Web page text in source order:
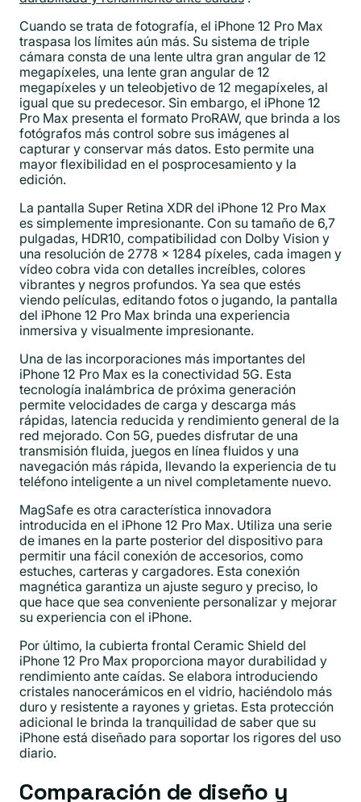
Cuando se trata de fotografía, el iPhone 12 Pro Max
traspasa los límites aún más. Su sistema de triple
cámara consta de una lente ultra gran angular de 12
megapíxeles, una lente gran angular de 12
megapíxeles y un teleobjetivo de 12 megapíxeles, al
igual que su predecesor. Sin embargo, el iPhone 12
Pro Max presenta el formato ProRAW, que brinda a los
fotógrafos más control sobre sus imágenes al
capturar y conservar más datos. Esto permite una
mayor flexibilidad en el posprocesamiento y la
edición.
La pantalla Super Retina XDR del iPhone 12 Pro Max
es simplemente impresionante. Con su tamaño de 6,7
pulgadas, HDR10, compatibilidad con Dolby Vision y
una resolución de 2778 x 1284 píxeles, cada imagen y
vídeo cobra vida con detalles increíbles, colores
vibrantes y negros profundos. Ya sea que estés
viendo películas, editando fotos o jugando, la pantalla
del iPhone 12 Pro Max brinda una experiencia
inmersiva y visualmente impresionante.
Una de las incorporaciones más importantes del
iPhone 12 Pro Max es la conectividad 5G. Esta
tecnología inalámbrica de próxima generación
permite velocidades de carga y descarga más
rápidas, latencia reducida y rendimiento general de la
red mejorado. Con 5G, puedes disfrutar de una
transmisión fluida, juegos en línea fluidos y una
navegación más rápida, llevando la experiencia de tu
teléfono inteligente a un nivel completamente nuevo.
MagSafe es otra característica innovadora
introducida en el iPhone 12 Pro Max. Utiliza una serie
de imanes en la parte posterior del dispositivo para
permitir una fácil conexión de accesorios, como
estuches, carteras y cargadores. Esta conexión
magnética garantiza un ajuste seguro y preciso, lo
que hace que sea conveniente personalizar y mejorar
su experiencia con el iPhone.
Por último, la cubierta frontal Ceramic Shield del
iPhone 12 Pro Max proporciona mayor durabilidad y
rendimiento ante caídas. Se elabora introduciendo
cristales nanocerámicos en el vidrio, haciéndolo más
duro y resistente a rayones y grietas. Esta protección
adicional le brinda la tranquilidad de saber que su
iPhone está diseñado para soportar los rigores del uso
diario.
Comparación de diseño y